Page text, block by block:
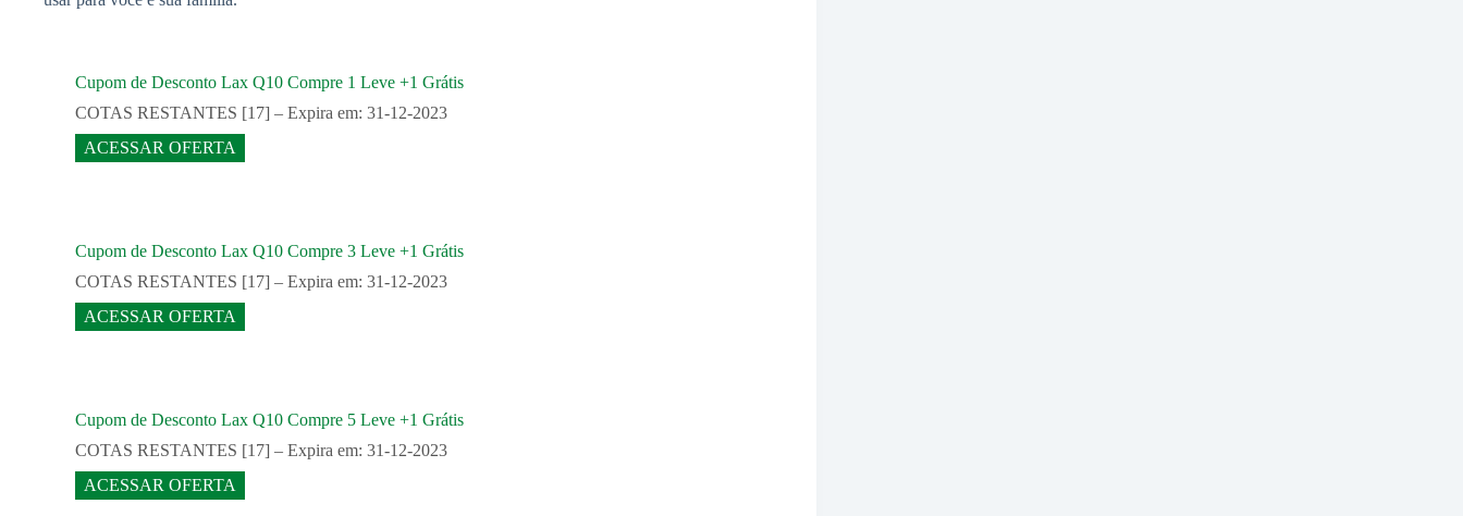
Cupom de Desconto Lax Q10 Compre 1 Leve +1 Grátis
COTAS RESTANTES [17] – Expira em: 31-12-2023
ACESSAR OFERTA
Cupom de Desconto Lax Q10 Compre 3 Leve +1 Grátis
COTAS RESTANTES [17] – Expira em: 31-12-2023
ACESSAR OFERTA
Cupom de Desconto Lax Q10 Compre 5 Leve +1 Grátis
COTAS RESTANTES [17] – Expira em: 31-12-2023
ACESSAR OFERTA